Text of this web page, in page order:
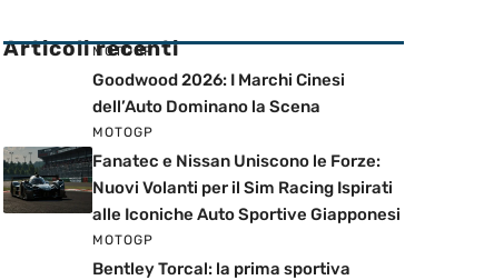
Articoli recenti
MOTOGP
Goodwood 2026: I Marchi Cinesi
dell’Auto Dominano la Scena
MOTOGP
Fanatec e Nissan Uniscono le Forze:
Nuovi Volanti per il Sim Racing Ispirati
alle Iconiche Auto Sportive Giapponesi
MOTOGP
Bentley Torcal: la prima sportiva